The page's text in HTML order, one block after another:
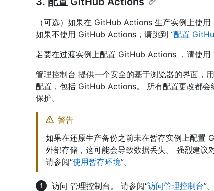
（可选）如果在 GitHub Actions 生产实例上使用
如果不使用 GitHub Actions，请跳到 “配置
若要在过渡实例上配置 GitHub Actions ，请使用
管理控制台 提供一个安全的基于浏览器的界面
配置，包括 GitHub Actions。 所有配置更改都会
保护。
警告
如果在还原生产备份之前未在暂存实例上配置
外部存储，这可能会导致数据丢失。 强烈建议
请参阅“使用暂存环境”。
访问 管理控制台。 请参阅“访问管理控制台”。